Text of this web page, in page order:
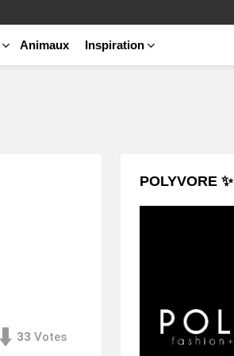
Animaux Inspiration
33 Votes
POLYVORE ✨